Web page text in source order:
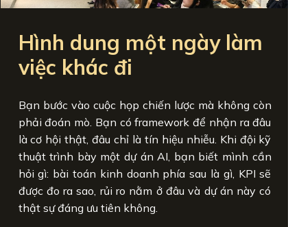
Bạn bước vào cuộc họp chiến lược mà không còn
phải đoán mò. Bạn có framework để nhận ra đâu
là cơ hội thật, đâu chỉ là tín hiệu nhiễu. Khi đội kỹ
thuật trình bày một dự án AI, bạn biết mình cần
hỏi gì: bài toán kinh doanh phía sau là gì, KPI sẽ
được đo ra sao, rủi ro nằm ở đâu và dự án này có
thật sự đáng ưu tiên không.
Hình dung một ngày làm
việc khác đi